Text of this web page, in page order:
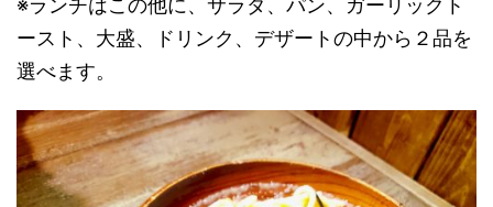
※ランチはこの他に、サラダ、パン、ガーリックト
ースト、大盛、ドリンク、デザートの中から２品を
選べます。